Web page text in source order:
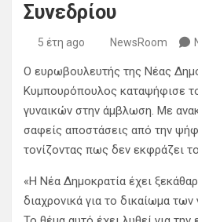
Συνεδρίου
5 έτη ago NewsRoom
Ο ευρωβουλευτής της Νέας
Κυμπουρόπουλος καταψήφισε
γυναικών στην άμβλωση. Με
σαφείς αποστάσεις από την
τονίζοντας πως δεν εκφράζει
«Η Νέα Δημοκρατία έχει
διαχρονικά για το δικαίωμα